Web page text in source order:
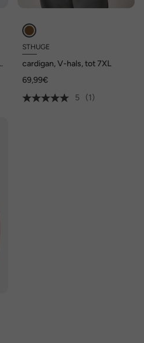
STHUGE
cardigan, V-hals, tot 7XL
69,99€
5
(1)